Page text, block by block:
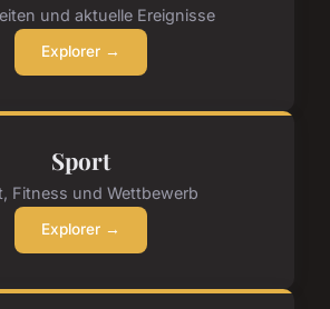
und aktuelle Ereignisse
Explorer →
Sport
Fitness und Wettbewerb
Explorer →